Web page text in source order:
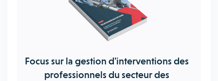
Focus sur la gestion d'interventions des
professionnels du secteur des